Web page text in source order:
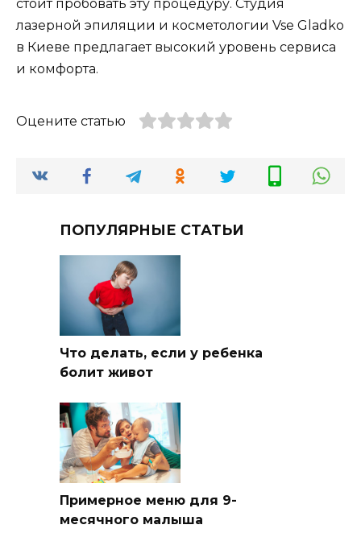
стоит пробовать эту процедуру. Студия
лазерной эпиляции и косметологии Vse Gladko
в Киеве предлагает высокий уровень сервиса
и комфорта.
Оцените статью
ПОПУЛЯРНЫЕ СТАТЬИ
Что делать, если у ребенка
болит живот
Примерное меню для 9-
месячного малыша